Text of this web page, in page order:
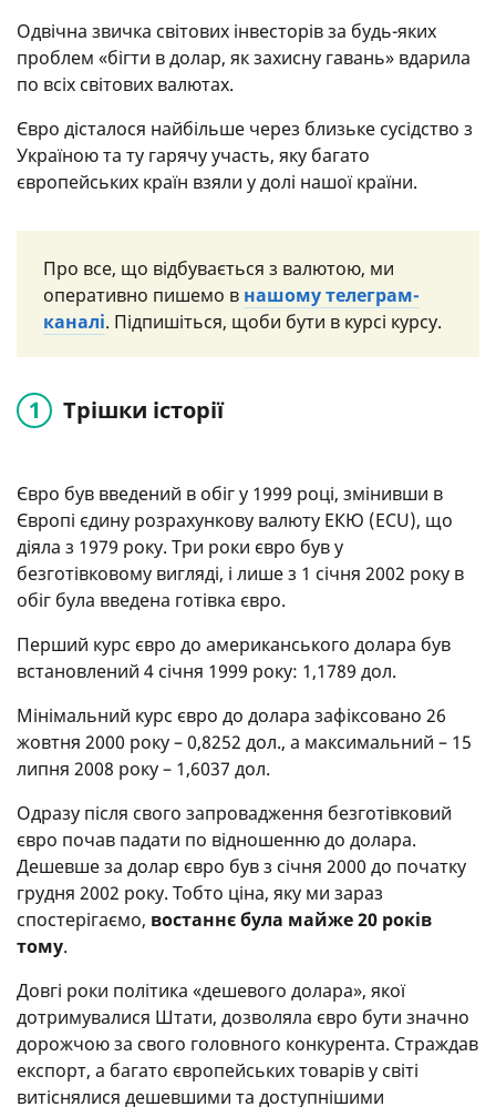
Одвічна звичка світових інвесторів за будь-яких
проблем «бігти в долар, як захисну гавань» вдарила
по всіх світових валютах.
Євро дісталося найбільше через близьке сусідство з
Україною та ту гарячу участь, яку багато
європейських країн взяли у долі нашої країни.
Про все, що відбувається з валютою, ми
оперативно пишемо в нашому телеграм-
каналі. Підпишіться, щоби бути в курсі курсу.
Трішки історії
Євро був введений в обіг у 1999 році, змінивши в
Європі єдину розрахункову валюту ЕКЮ (ECU), що
діяла з 1979 року. Три роки євро був у
безготівковому вигляді, і лише з 1 січня 2002 року в
обіг була введена готівка євро.
Перший курс євро до американського долара був
встановлений 4 січня 1999 року: 1,1789 дол.
Мінімальний курс євро до долара зафіксовано 26
жовтня 2000 року – 0,8252 дол., а максимальний – 15
липня 2008 року – 1,6037 дол.
Одразу після свого запровадження безготівковий
євро почав падати по відношенню до долара.
Дешевше за долар євро був з січня 2000 до початку
грудня 2002 року. Тобто ціна, яку ми зараз
спостерігаємо, востаннє була майже 20 років
тому.
Довгі роки політика «дешевого долара», якої
дотримувалися Штати, дозволяла євро бути значно
дорожчою за свого головного конкурента. Страждав
експорт, а багато європейських товарів у світі
витіснялися дешевшими та доступнішими